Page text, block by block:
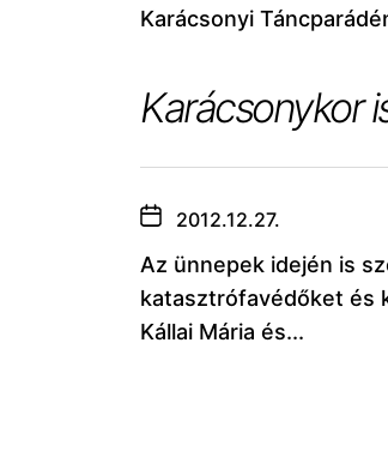
Karácsonyi
Karácsonykor
2012.12.27.
Az ünnepek idején is
katasztrófavédőket és
Kállai Mária és...